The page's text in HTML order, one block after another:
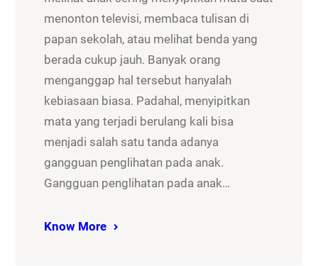
menonton televisi, membaca tulisan di
papan sekolah, atau melihat benda yang
berada cukup jauh. Banyak orang
menganggap hal tersebut hanyalah
kebiasaan biasa. Padahal, menyipitkan
mata yang terjadi berulang kali bisa
menjadi salah satu tanda adanya
gangguan penglihatan pada anak.
Gangguan penglihatan pada anak…
Know More